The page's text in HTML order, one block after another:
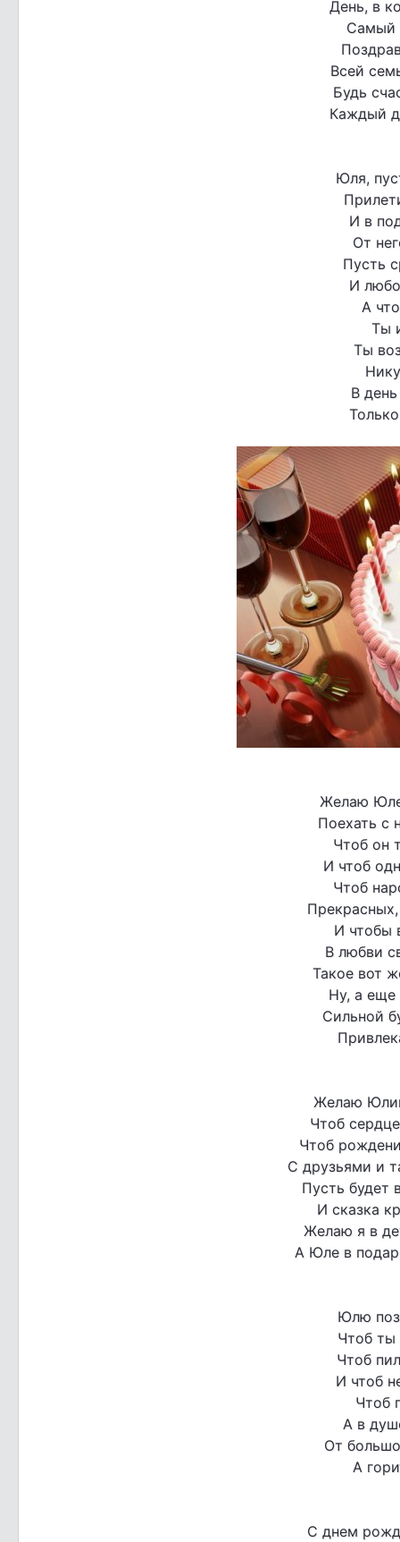
День, в
Самый
Всей
Будь
Каждый
Юля,
И в
От
Пусть
И
А
Ты
Ты
В
Желаю
Поехать с
Чтоб он
И чтоб
Чтоб
И чтобы
В любви
Такое вот
Ну, а еще
Сильной
Желаю
Чтоб
Чтоб
С друзьями и
Пусть будет
И сказка
Желаю я в
А Юле в
Юлю
Чтоб ты
Чтоб
И чтоб
Чтоб
А в
От
А
С днем